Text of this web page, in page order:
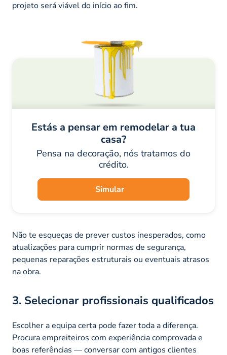
projeto será viável do início ao fim.
Estás a pensar em remodelar a tua
casa?
Pensa na decoração, nós tratamos do
crédito.
Simular
Não te esqueças de prever custos inesperados, como
atualizações para cumprir normas de segurança,
pequenas reparações estruturais ou eventuais atrasos
na obra.
3. Selecionar profissionais qualificados
Escolher a equipa certa pode fazer toda a diferença.
Procura empreiteiros com experiência comprovada e
boas referências — conversar com antigos clientes